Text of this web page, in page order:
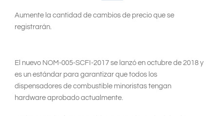
Aumente la cantidad de cambios de precio que se
registrarán.
El nuevo NOM-005-SCFI-2017 se lanzó en octubre de 2018 y
es un estándar para garantizar que todos los
dispensadores de combustible minoristas tengan
hardware aprobado actualmente.